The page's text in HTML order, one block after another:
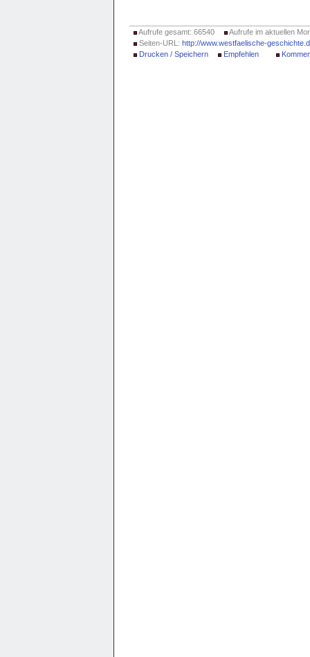
Aufrufe gesamt: 66540
Aufrufe im aktuellen
Seiten-URL: http://www.westfaelische-
Drucken / Speichern
Empfehlen